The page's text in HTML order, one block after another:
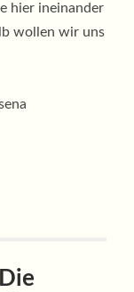
hier ineinander
wollen wir uns